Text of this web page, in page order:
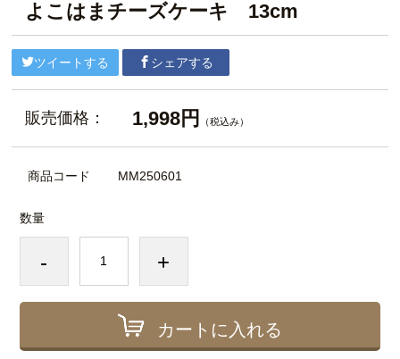
よこはまチーズケーキ 13cm
ツイートする シェアする
販売価格： 1,998円 （税込み）
商品コード MM250601
数量
- +
カートに入れる